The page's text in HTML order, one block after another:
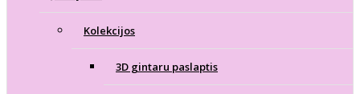
Kolekcijos
3D gintaru paslaptis